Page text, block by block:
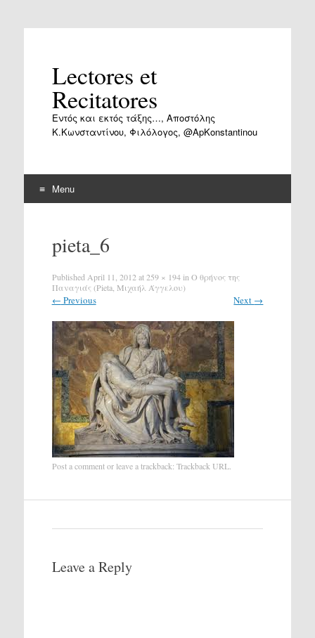
Lectores et
Recitatores
Εντός και εκτός τάξης…, Αποστόλης
Κ.Κωνσταντίνου, Φιλόλογος, @ApKonstantinou
Menu
contentpieta_6
Published April 11, 2012 at259 × 194in Ο θρήνος της
Παναγιάς (Pieta, Μιχαήλ Άγγελου)
← Previous Next →
Post a commentor leave a trackback: Trackback URL.
Leave a Reply